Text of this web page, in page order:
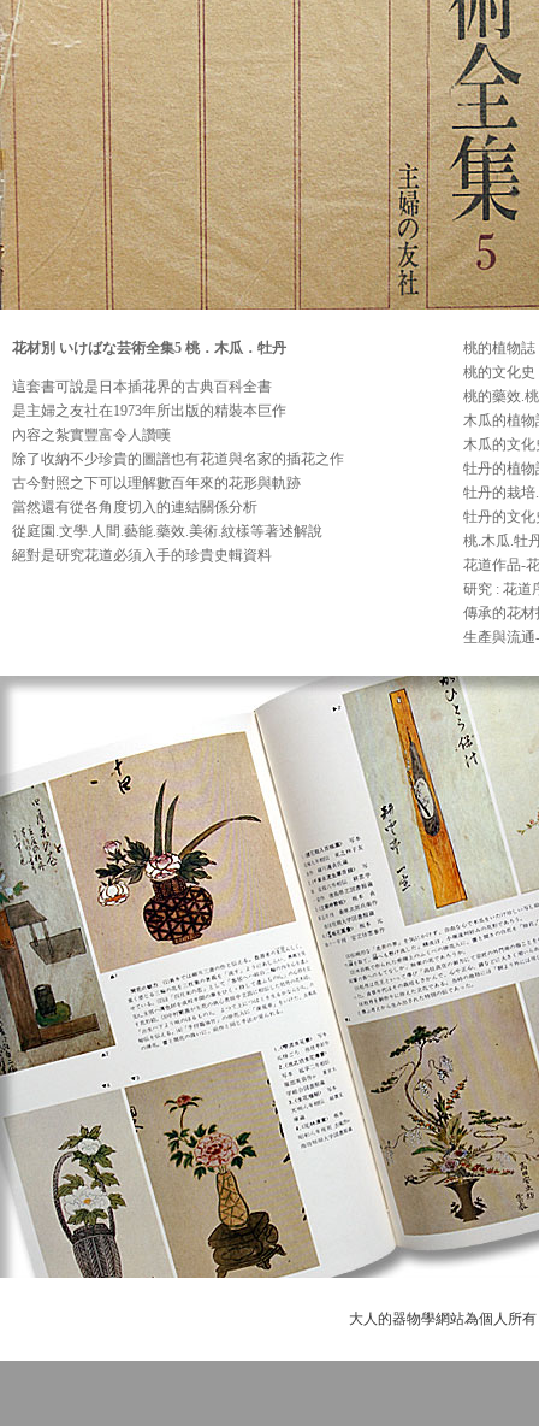
花材別 いけばな芸術全集5 桃．木瓜．牡丹
這套書可說是日本插花界的古典百科全書
是主婦之友社在1973年所出版的精裝本巨作
內容之紮實豐富令人讚嘆
除了收納不少珍貴的圖譜也有花道與名家的插花之作
古今對照之下可以理解數百年來的花形與軌跡
當然還有從各角度切入的連結關係分析
從庭園.文學.人間.藝能.藥效.美術.紋樣等著述解說
絕對是研究花道必須入手的珍貴史輯資料
桃的植物誌
桃的文化史
桃的藥效.
木瓜的植物
木瓜的文化
牡丹的植物
牡丹的栽
牡丹的文化
桃.木瓜.牡
花道作品-
研究 : 花道
傳承的花
生產與流通
大人的器物學網站為個人所